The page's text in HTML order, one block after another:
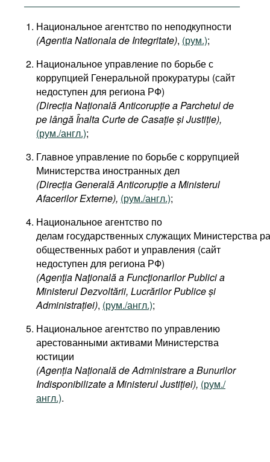
Национальное агентство по неподкупности
(Agentia Nationala de Integritate), (рум.);
Национальное управление по борьбе с
коррупцией Генеральной прокуратуры (сайт
недоступен для региона РФ)
(Direcția Națională Anticorupție a Parchetul de
pe lângă Înalta Curte de Casație și Justiție),
(рум./англ.);
Главное управление по борьбе с коррупцией
Министерства иностранных дел
(Direcția Generală Anticorupție a Ministerul
Afacerilor Externe), (рум./англ.);
Национальное агентство по
делам государственных служащих Министерства
общественных работ и управления (сайт
недоступен для региона РФ)
(Agenţia Naţională a Funcţionarilor Publici a
Ministerul Dezvoltării, Lucrărilor Publice și
Administrației), (рум./англ.);
Национальное агентство по управлению
арестованными активами Министерства
юстиции
(Agenția Națională de Administrare a Bunurilor
Indisponibilizate a Ministerul Justiției), (рум./
англ.).